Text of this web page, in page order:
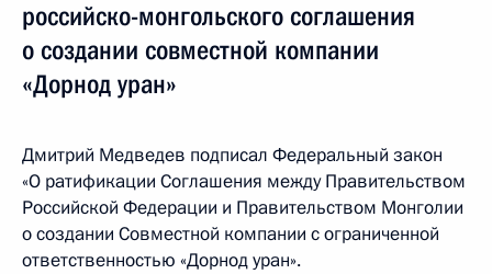
российско-монгольского соглашения
о создании совместной компании
«Дорнод уран»
Дмитрий Медведев подписал Федеральный закон
«О ратификации Соглашения между Правительством
Российской Федерации и Правительством Монголии
о создании Совместной компании с ограниченной
ответственностью «Дорнод уран».